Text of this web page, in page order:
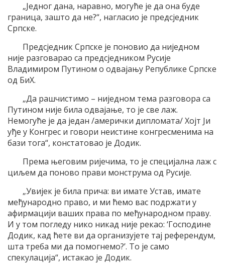
„Једног дана, наравно, могуће је да она буде
граница, зашто да не?“, нагласио је предсједник
Српске.
Предсједник Српске је поновио да ниједном
није разговарао са предсједником Русије
Владимиром Путином о одвајању Републике Српске
од БиХ.
„Да рашчистимо – ниједном тема разговора са
Путином није била одвајање, то је све лаж.
Немогуће је да један /амерички дипломата/ Хојт Ји
уђе у Конгрес и говори неистине конгресменима на
бази тога“, констатовао је Додик.
Према његовим ријечима, то је специјална лаж с
циљем да поново прави монструма од Русије.
„Увијек је била прича: ви имате Устав, имате
међународно право, и ми ћемо вас подржати у
афирмацији ваших права по међународном праву.
И у том погледу нико никад није рекао: ‘Господине
Додик, кад ћете ви да организујете тај референдум,
шта треба ми да помогнемо?’. То је само
спекулација“, истакао је Додик.